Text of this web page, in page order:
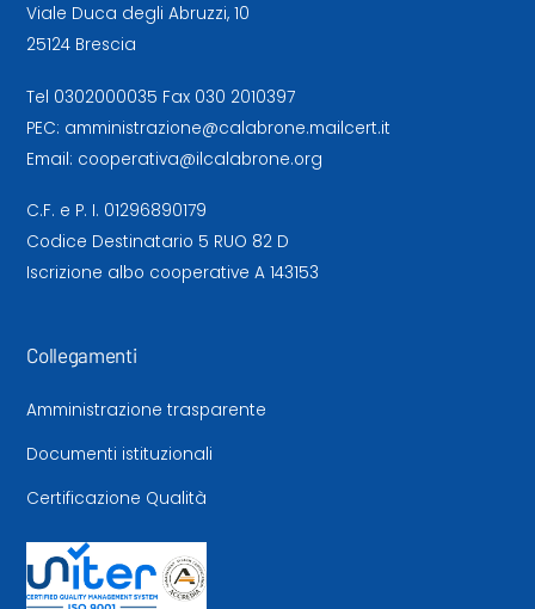
Viale Duca degli Abruzzi, 10
25124 Brescia
Tel 0302000035 Fax 030 2010397
PEC: amministrazione@calabrone.mailcert.it
Email: cooperativa@ilcalabrone.org
C.F. e P. I. 01296890179
Codice Destinatario 5 RUO 82 D
Iscrizione albo cooperative A 143153
Collegamenti
Amministrazione trasparente
Documenti istituzionali
Certificazione Qualità